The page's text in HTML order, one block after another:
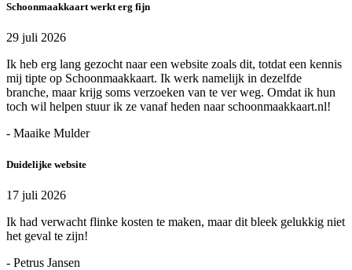
Schoonmaakkaart werkt erg fijn
29 juli 2026
Ik heb erg lang gezocht naar een website zoals dit, totdat een kennis
mij tipte op Schoonmaakkaart. Ik werk namelijk in dezelfde
branche, maar krijg soms verzoeken van te ver weg. Omdat ik hun
toch wil helpen stuur ik ze vanaf heden naar schoonmaakkaart.nl!
- Maaike Mulder
Duidelijke website
17 juli 2026
Ik had verwacht flinke kosten te maken, maar dit bleek gelukkig niet
het geval te zijn!
- Petrus Jansen